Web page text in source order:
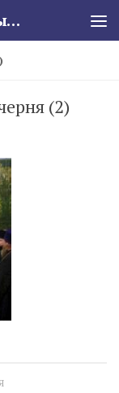
Свято-Троицкий кафедральный собор
(2)